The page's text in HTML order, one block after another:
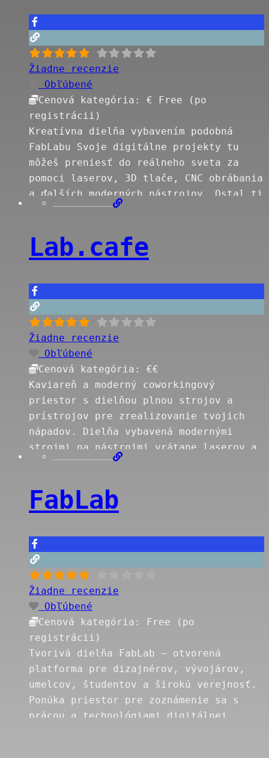
Žiadne recenzie
Obľúbené
Cenová kategória: € Free (po
registrácii)
Kreatívna dielňa vybavením podobná
FabLabu Svoje digitálne projekty tu
môžeš preniesť do reálneho sveta za
pomoci laserov, 3D tlače, CNC obrábania
a ďalších moderných nástrojov. Ostal ti
nejaký voľný čas a chceš sa zdokonaliť
niektorý z kreatívnych workshopov
organizovaných Creative pointom
Zaregistruj sa a máš prístup k
zariadeniam zadarmo. Chceš vytvárať,
Read more…
Lab.cafe
Žiadne recenzie
Obľúbené
Cenová kategória: €€
Kaviareň a moderný coworkingový
priestor s dielňou plnou strojov a
prístrojov pre zrealizovanie tvojich
nápadov. Dielňa vybavená modernými
strojmi na nástrojmi vrátane laserov a
3D tlačiarní na výrobu a spracovanie
do dielne získaš po registrácii jednej
z možností mesačného predplatného. Pri
mesiace) máš prístup k laseru na 2 hod
mesačne,
FabLab
Žiadne recenzie
Obľúbené
Cenová kategória:
Free (po
registrácii)
Tvorivá dielňa FabLab – otvorená
platforma pre dizajnérov, vývojárov,
umelcov, študentov a širokú verejnosť.
Ponúka priestor pre zoznámenie sa s
prácou a technológiami digitálnej